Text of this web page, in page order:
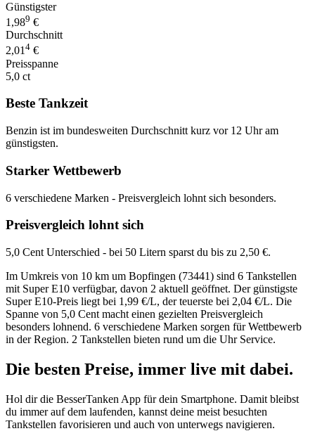
Günstigster
1,989 €
Durchschnitt
2,014 €
Preisspanne
5,0 ct
Beste Tankzeit
Benzin ist im bundesweiten Durchschnitt kurz vor 12 Uhr am
günstigsten.
Starker Wettbewerb
6 verschiedene Marken - Preisvergleich lohnt sich besonders.
Preisvergleich lohnt sich
5,0 Cent Unterschied - bei 50 Litern sparst du bis zu 2,50 €.
Im Umkreis von 10 km um Bopfingen (73441) sind 6 Tankstellen
mit Super E10 verfügbar, davon 2 aktuell geöffnet. Der günstigste
Super E10-Preis liegt bei 1,99 €/L, der teuerste bei 2,04 €/L. Die
Spanne von 5,0 Cent macht einen gezielten Preisvergleich
besonders lohnend. 6 verschiedene Marken sorgen für Wettbewerb
in der Region. 2 Tankstellen bieten rund um die Uhr Service.
Die besten Preise, immer live mit dabei.
Hol dir die BesserTanken App für dein Smartphone. Damit bleibst
du immer auf dem laufenden, kannst deine meist besuchten
Tankstellen favorisieren und auch von unterwegs navigieren.